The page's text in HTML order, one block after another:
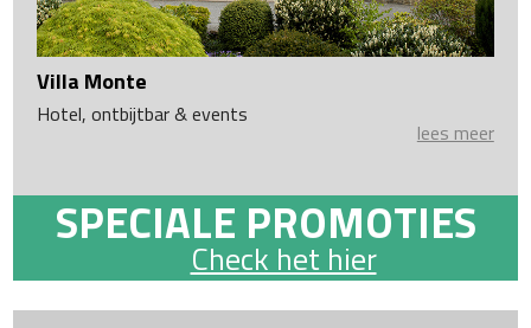
Villa Monte
Hotel, ontbijtbar & events
lees meer
SPECIALE PROMOTIES
Check het hier